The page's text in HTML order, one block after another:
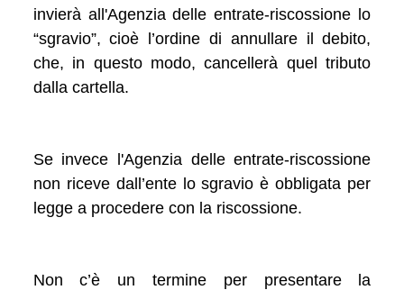
invierà all'Agenzia delle entrate-riscossione lo
“sgravio”, cioè l’ordine di annullare il debito,
che, in questo modo, cancellerà quel tributo
dalla cartella.
Se invece l'Agenzia delle entrate-riscossione
non riceve dall’ente lo sgravio è obbligata per
legge a procedere con la riscossione.
Non c’è un termine per presentare la